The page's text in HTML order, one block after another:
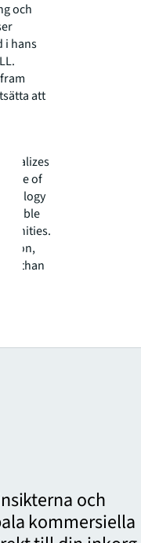
och
i hans
att
of
than
och
kommersiella